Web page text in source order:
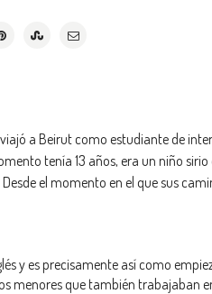
a Beirut como estudiante de
tenía 13 años, era un niño
el momento en el que sus
y es precisamente así como
menores que también trabajaban